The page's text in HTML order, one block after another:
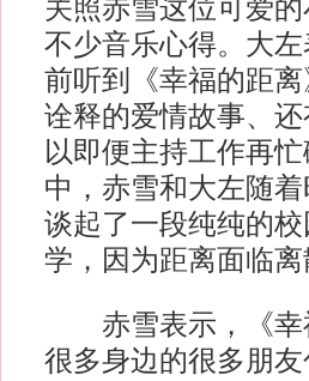
关照赤雪这位可爱
不少音乐心得。大
前听到《幸福的距
诠释的爱情故事、
以即便主持工作再
中，赤雪和大左随
谈起了一段纯纯的
学，因为距离面临
赤雪表示，《幸
很多身边的很多朋